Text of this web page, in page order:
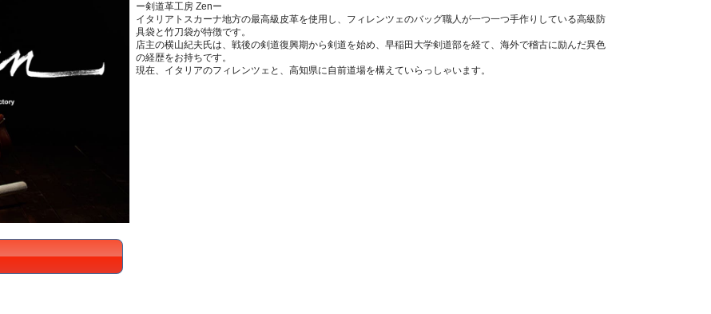
ー剣道革工房 Zenー
イタリアトスカーナ地方の最高級皮革を使用し、フィレンツェのバッグ職人が一つ一つ手作りしている高級防
具袋と竹刀袋が特徴です。
店主の横山紀夫氏は、戦後の剣道復興期から剣道を始め、早稲田大学剣道部を経て、海外で稽古に励んだ異色
の経歴をお持ちです。
現在、イタリアのフィレンツェと、高知県に自前道場を構えていらっしゃいます。